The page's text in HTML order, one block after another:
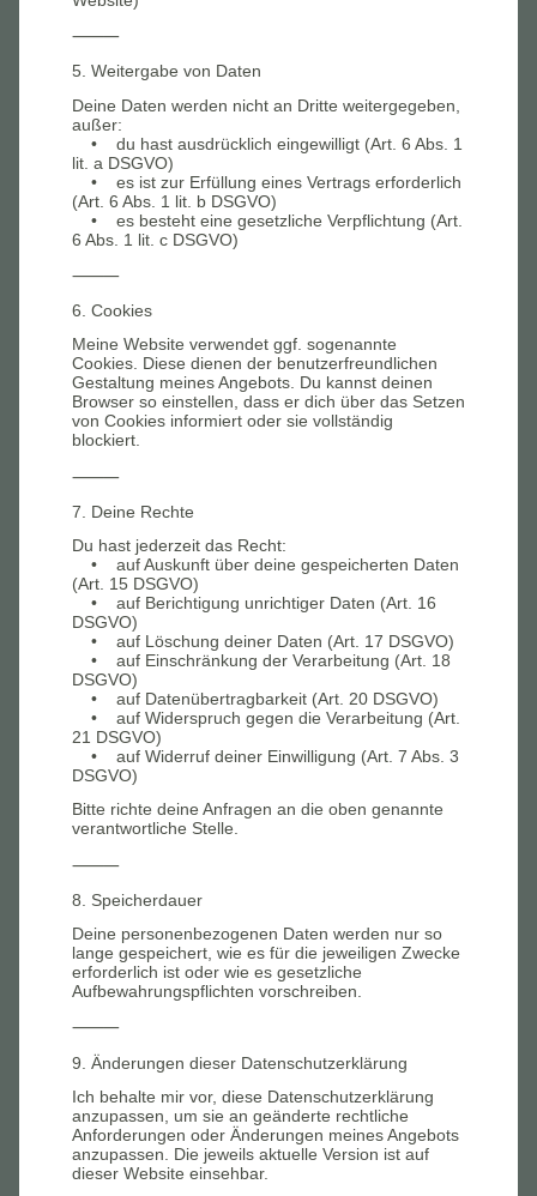
⸻
5. Weitergabe von Daten
Deine Daten werden nicht an Dritte weitergegeben,
außer:
• du hast ausdrücklich eingewilligt (Art. 6 Abs. 1
lit. a DSGVO)
• es ist zur Erfüllung eines Vertrags erforderlich
(Art. 6 Abs. 1 lit. b DSGVO)
• es besteht eine gesetzliche Verpflichtung (Art.
6 Abs. 1 lit. c DSGVO)
⸻
6. Cookies
Meine Website verwendet ggf. sogenannte
Cookies. Diese dienen der benutzerfreundlichen
Gestaltung meines Angebots. Du kannst deinen
Browser so einstellen, dass er dich über das Setzen
von Cookies informiert oder sie vollständig
blockiert.
⸻
7. Deine Rechte
Du hast jederzeit das Recht:
• auf Auskunft über deine gespeicherten Daten
(Art. 15 DSGVO)
• auf Berichtigung unrichtiger Daten (Art. 16
DSGVO)
• auf Löschung deiner Daten (Art. 17 DSGVO)
• auf Einschränkung der Verarbeitung (Art. 18
DSGVO)
• auf Datenübertragbarkeit (Art. 20 DSGVO)
• auf Widerspruch gegen die Verarbeitung (Art.
21 DSGVO)
• auf Widerruf deiner Einwilligung (Art. 7 Abs. 3
DSGVO)
Bitte richte deine Anfragen an die oben genannte
verantwortliche Stelle.
⸻
8. Speicherdauer
Deine personenbezogenen Daten werden nur so
lange gespeichert, wie es für die jeweiligen Zwecke
erforderlich ist oder wie es gesetzliche
Aufbewahrungspflichten vorschreiben.
⸻
9. Änderungen dieser Datenschutzerklärung
Ich behalte mir vor, diese Datenschutzerklärung
anzupassen, um sie an geänderte rechtliche
Anforderungen oder Änderungen meines Angebots
anzupassen. Die jeweils aktuelle Version ist auf
dieser Website einsehbar.